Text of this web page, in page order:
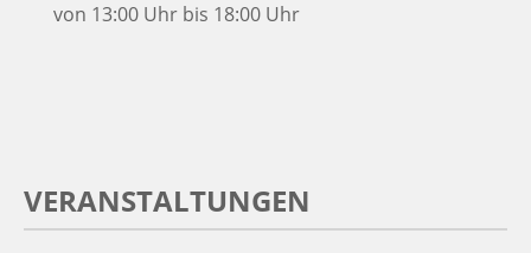
von 13:00 Uhr bis 18:00 Uhr
VERANSTALTUNGEN